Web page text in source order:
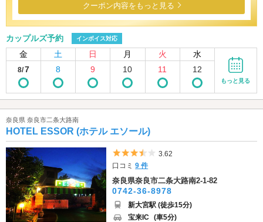
クーポン内容をもっと見る
カップルズ予約 インボイス対応
金 土 日 月 火 水
8/7 8 9 10 11 12
もっと見る
奈良県 奈良市二条大路南
HOTEL ESSOR (ホテル エソール)
5つ星のうち3.5
3.62
口コミ9 件
奈良県奈良市二条大路南2-1-82
0742-36-8978
新大宮駅 (徒歩15分)
宝来IC (車5分)